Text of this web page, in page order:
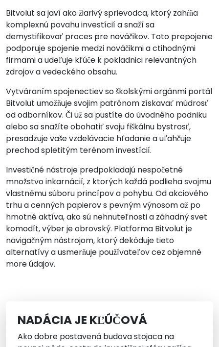
Bitvolut sa javí ako žiarivý sprievodca, ktorý zahŕňa
komplexnú povahu investícií a snaží sa
demystifikovať proces pre nováčikov. Toto prepojenie
podporuje spojenie medzi nováčikmi a ctihodnými
firmami a udeľuje kľúče k pokladnici relevantných
zdrojov a vedeckého obsahu.
Vytváraním spojenectiev so školskými orgánmi portál
Bitvolut umožňuje svojim patrónom získavať múdrosť
od odborníkov. Či už sa pustíte do úvodného podniku
alebo sa snažíte obohatiť svoju fiškálnu bystrosť,
presadzuje vaše vzdelávacie hľadanie a uľahčuje
prechod spletitým terénom investícií.
Investičné nástroje predpokladajú nespočetné
množstvo inkarnácií, z ktorých každá podlieha svojmu
vlastnému súboru princípov a pohybu. Od akciového
trhu a cenných papierov s pevným výnosom až po
hmotné aktíva, ako sú nehnuteľnosti a záhadný svet
komodít, výber je obrovský. Platforma Bitvolut je
navigačným nástrojom, ktorý dekóduje tieto
alternatívy a usmerňuje používateľov cez objemné
more údajov.
NADÁCIA JE KĽÚČOVÁ
Ako dobre postavená budova stojaca na